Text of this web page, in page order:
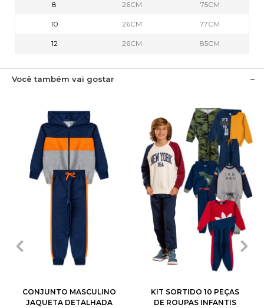
8 26CM 75CM
10 26CM 77CM
12 26CM 85CM
Você também vai gostar
3 4
CONJUNTO MASCULINO
JAQUETA DETALHADA
2
14
KIT SORTIDO 10 PEÇAS
DE ROUPAS INFANTIS